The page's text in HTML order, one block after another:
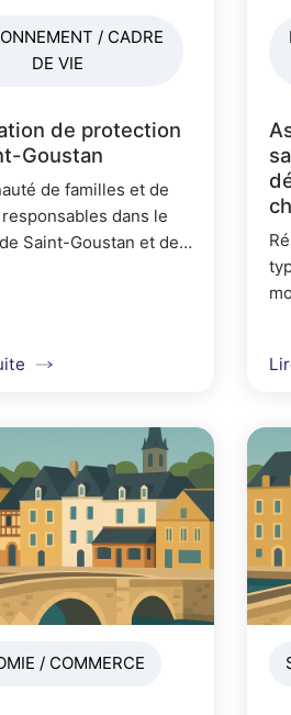
i
a
/ CADRE
DE VIE
de protection
Goustan
de familles et de
dans le
Saint-Goustan et des
/ COMMERCE